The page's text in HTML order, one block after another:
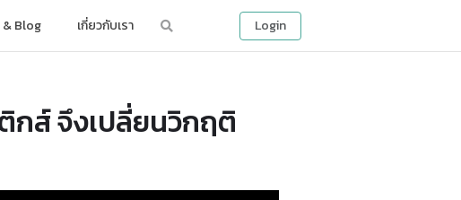
& Blog เกี่ยวกับเรา Login
กส์ จึงเปลี่ยนวิกฤติ